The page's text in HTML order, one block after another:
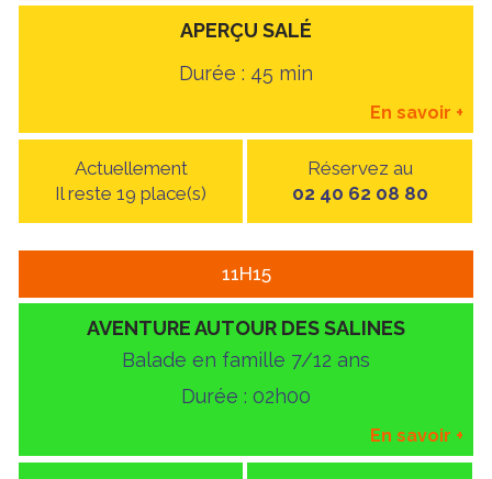
APERÇU SALÉ
Durée : 45 min
En savoir +
Actuellement
Il reste 19 place(s)
Réservez au
02 40 62 08 80
11H15
AVENTURE AUTOUR DES SALINES
Balade en famille 7/12 ans
Durée : 02h00
En savoir +